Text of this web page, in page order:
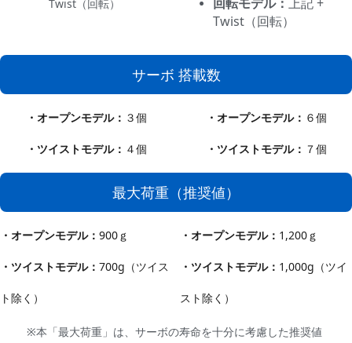
Twist（回転）
回転モデル： 上記 +
Twist（回転）
サーボ 搭載数
・オープンモデル： ３個
・ツイストモデル： ４個
・オープンモデル： ６個
・ツイストモデル： ７個
最大荷重（推奨値）
・オープンモデル： 900ｇ
・ツイストモデル： 700g（ツイス
ト除く）
・オープンモデル： 1,200ｇ
・ツイストモデル： 1,000g （ツイ
スト除く）
※本「最大荷重」は、サーボの寿命を十分に考慮した推奨値